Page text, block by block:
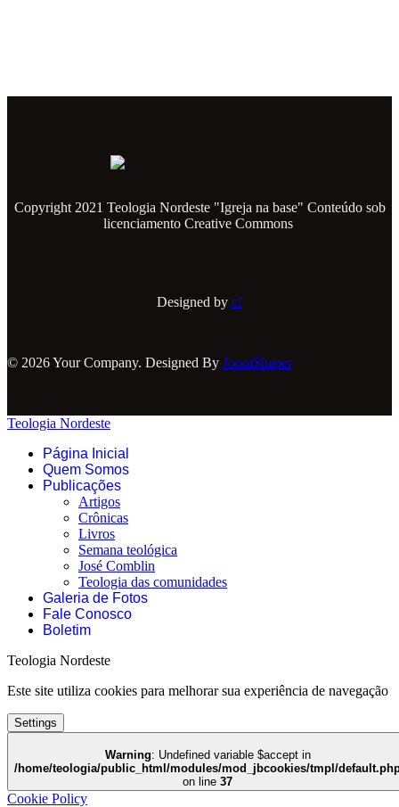
Copyright 2021 Teologia Nordeste "Igreja na base" Conteúdo sob
licenciamento Creative Commons
Designed by cf
© 2026 Your Company. Designed By JoomShaper
Teologia Nordeste
Página Inicial
Quem Somos
Publicações
Artigos
Crônicas
Livros
Semana teológica
José Comblin
Teologia das comunidades
Galeria de Fotos
Fale Conosco
Boletim
Teologia Nordeste
Este site utiliza cookies para melhorar sua experiência de navegação
Settings
Warning
: Undefined variable $accept in
/home/teologia/public_html/modules/mod_jbcookies/tmpl/
on line 37
Cookie Policy